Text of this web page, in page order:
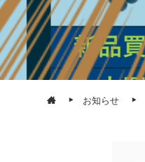
お知らせ